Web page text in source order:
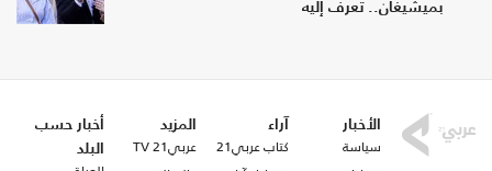
بميشيغان.. تعرف إليه
الأخبار
سياسة
آراء
كتاب عربي21
المزيد
عربي21 TV
أخبار حسب
البلد